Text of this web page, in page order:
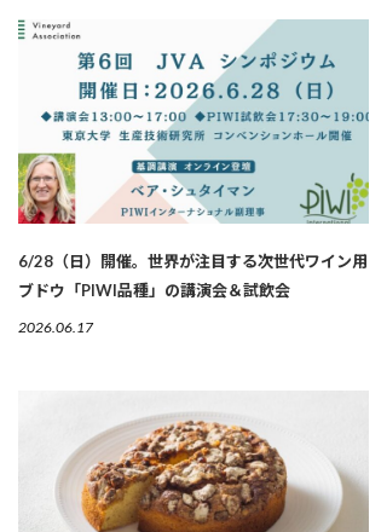
6/28（日）開催。世界が注目する次世代ワイン用
ブドウ「PIWI品種」の講演会＆試飲会
2026.06.17